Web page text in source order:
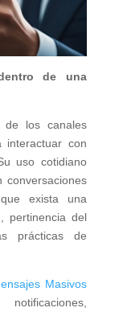
de una
de los canales
interactuar con
uso cotidiano
conversaciones
exista una
pertinencia del
prácticas de
Masivos